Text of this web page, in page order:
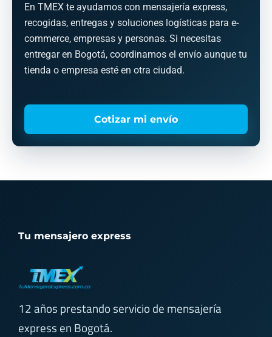
En TMEX te ayudamos con mensajería express,
recogidas, entregas y soluciones logísticas para e-
commerce, empresas y personas. Si necesitas
entregar en Bogotá, coordinamos el envío aunque tu
tienda o empresa esté en otra ciudad.
Cotizar mi envío
Tu mensajero express
12 años prestando servicio de mensajería
express en Bogotá.